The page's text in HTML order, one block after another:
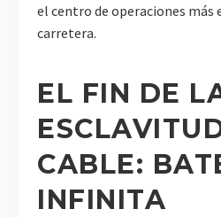
el centro de operaciones más
carretera.
EL FIN DE
CABLE:
INFINITA